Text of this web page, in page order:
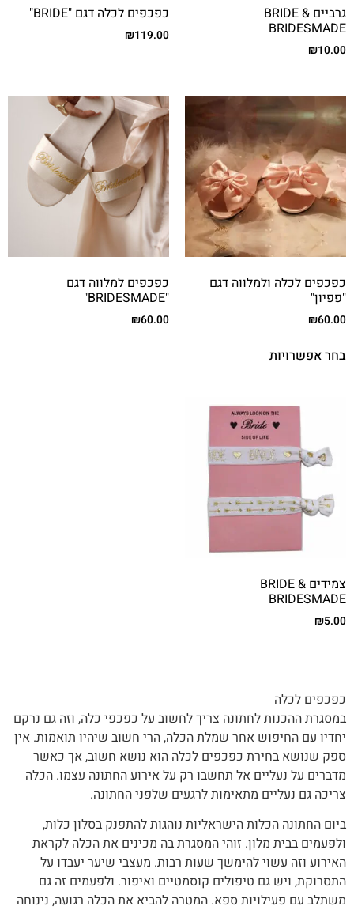
גרביים BRIDE &
BRIDESMADE
₪10.00
כפכפים לכלה דגם "BRIDE"
₪119.00
כפכפים לכלה ולמלווה דגם
"פפיון"
₪60.00
בחר אפשרויות
כפכפים למלווה דגם
"BRIDESMADE"
₪60.00
צמידים BRIDE &
BRIDESMADE
₪5.00
כפכפים לכלה
במסגרת ההכנות לחתונה צריך לחשוב על כפכפי כלה, וזה גם נרקם
יחדיו עם החיפוש אחר שמלת הכלה, הרי חשוב שיהיו תואמות. אין
ספק שנושא בחירת כפכפים לכלה הוא נושא חשוב, אך כאשר
מדברים על נעליים אל תחשבו רק על אירוע החתונה עצמו. הכלה
צריכה גם נעליים מתאימות לרגעים שלפני החתונה.
ביום החתונה הכלות הישראליות נוהגות להתפנק בסלון כלות,
ולפעמים בבית מלון. זוהי המסגרת בה מכינים את הכלה לקראת
האירוע וזה עשוי להימשך שעות רבות. מעצבי שיער יעבדו על
התסרוקת, ויש גם טיפולים קוסמטיים ואיפור. ולפעמים זה גם
משתלב עם פעילויות ספא. המטרה להביא את הכלה רגועה, נינוחה